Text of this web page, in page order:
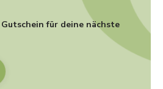
für deine nächste